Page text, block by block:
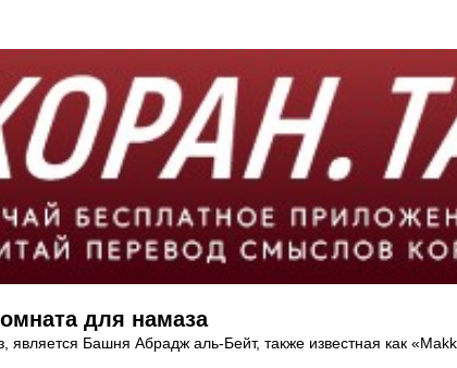
для намаза
Башня Абрадж аль-Бейт, также известная как